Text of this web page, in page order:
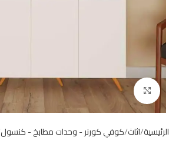
Click to enlarge
الرئيسية اثاث كوفي كورنر - وحدات مطابخ - كنسول